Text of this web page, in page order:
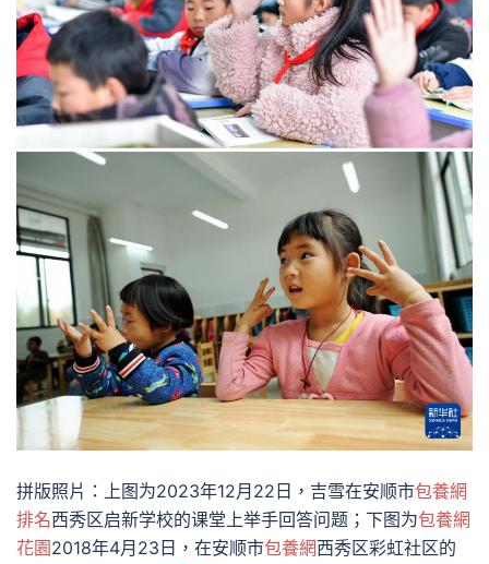
拼版照片：上图为2023年12月22日，吉雪在安顺市包養網
排名西秀区启新学校的课堂上举手回答问题；下图为包養網
花園2018年4月23日，在安顺市包養網西秀区彩虹社区的